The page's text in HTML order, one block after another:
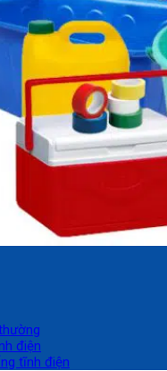
điện
tĩnh điện